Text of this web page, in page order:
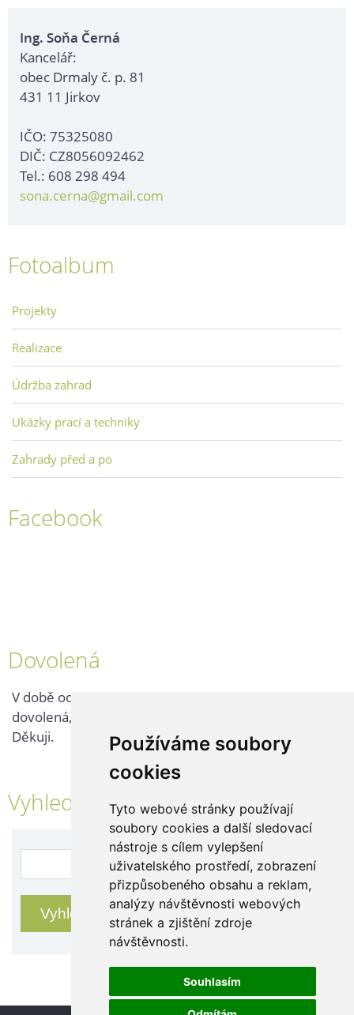
Používáme soubory
cookies
Tyto webové stránky používají
soubory cookies a další sledovací
nástroje s cílem vylepšení
uživatelského prostředí, zobrazení
přizpůsobeného obsahu a reklam,
analýzy návštěvnosti webových
stránek a zjištění zdroje
návštěvnosti.
Souhlasím
Ing. Soňa Černá
Kancelář:
obec Drmaly č. p. 81
431 11 Jirkov
IČO: 75325080
DIČ: CZ8056092462
Tel.: 608 298 494
sona.cerna@gmail.com
Fotoalbum
Projekty
Realizace
Údržba zahrad
Ukázky prací a techniky
Zahrady před a po
Facebook
Dovolená
V době od 25. 7. - 2. 8. 2026 probíhá v naší firmě
dovolená, kontaktujte nás až po jejím ukončení.
Děkuji.
Vyhledávání